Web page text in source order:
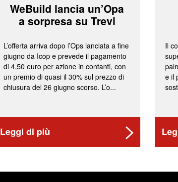
WeBuild lancia un’Opa
a sorpresa su Trevi
L’offerta arriva dopo l’Ops lanciata a fine
giugno da Icop e prevede il pagamento
di 4,50 euro per azione in contanti, con
un premio di quasi il 30% sul prezzo di
chiusura del 26 giugno scorso. L’o...
Leggi di più
Il
e il